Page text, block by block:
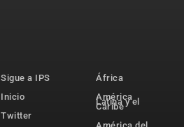
Sigue a IPS
Inicio
Twitter
África
América
Latina y el
Caribe